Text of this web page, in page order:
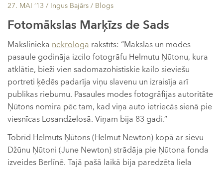
27. MAI ’13 / Ingus Bajārs / Blogs
Fotomākslas Marķīzs de Sads
Mākslinieka nekrologā rakstīts: “Mākslas un modes
pasaule godināja izcilo fotogrāfu Helmutu Ņūtonu, kura
atklātie, bieži vien sadomazohistiskie kailo sieviešu
portreti ķēdēs padarīja viņu slavenu un izraisīja arī
publikas riebumu. Pasaules modes fotogrāfijas autoritāte
Ņūtons nomira pēc tam, kad viņa auto ietriecās sienā pie
viesnīcas Losandželosā. Viņam bija 83 gadi.”
Tobrīd Helmuts Ņūtons (Helmut Newton) kopā ar sievu
Džūnu Ņūtoni (June Newton) strādāja pie Ņūtona fonda
izveides Berlīnē. Tajā pašā laikā bija paredzēta liela